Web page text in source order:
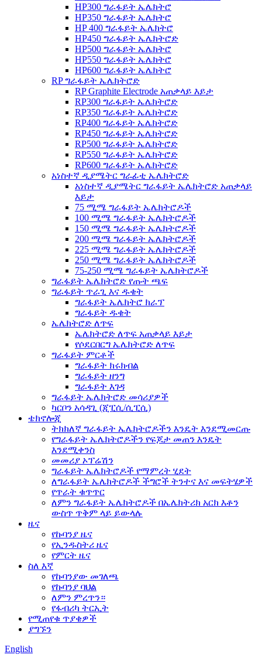
HP300 ግራፋይት ኤሌክትሮ
HP350 ግራፋይት ኤሌክትሮ
HP 400 ግራፋይት ኤሌክትሮ
HP450 ግራፋይት ኤሌክትሮድ
HP500 ግራፋይት ኤሌክትሮ
HP550 ግራፋይት ኤሌክትሮ
HP600 ግራፋይት ኤሌክትሮ
RP ግራፋይት ኤሌክትሮድ
RP Graphite Electrode አጠቃላይ እይታ
RP300 ግራፋይት ኤሌክትሮድ
RP350 ግራፋይት ኤሌክትሮድ
RP400 ግራፋይት ኤሌክትሮድ
RP450 ግራፋይት ኤሌክትሮድ
RP500 ግራፋይት ኤሌክትሮድ
RP550 ግራፋይት ኤሌክትሮድ
RP600 ግራፋይት ኤሌክትሮድ
አነስተኛ ዲያሜትር ግራፊቲ ኤሌክትሮድ
አነስተኛ ዲያሜትር ግራፋይት ኤሌክትሮድ አጠቃላይ
እይታ
75 ሚሜ ግራፋይት ኤሌክትሮዶች
100 ሚሜ ግራፋይት ኤሌክትሮዶች
150 ሚሜ ግራፋይት ኤሌክትሮዶች
200 ሚሜ ግራፋይት ኤሌክትሮዶች
225 ሚሜ ግራፋይት ኤሌክትሮዶች
250 ሚሜ ግራፋይት ኤሌክትሮዶች
75-250 ሚሜ ግራፋይት ኤሌክትሮዶች
ግራፋይት ኤሌክትሮድ የጡት ጫፍ
ግራፋይት ጥራጊ እና ዱቄት
ግራፋይት ኤሌክትሮ ክራፕ
ግራፋይት ዱቄት
ኤሌክትሮድ ለጥፍ
ኤሌክትሮድ ለጥፍ አጠቃላይ እይታ
የሶደርበርግ ኤሌክትሮድ ለጥፍ
ግራፋይት ምርቶች
ግራፋይት ክሩክብል
ግራፋይት ዘንግ
ግራፋይት እገዳ
ግራፋይት ኤሌክትሮድ መሳሪያዎች
ካርቦን አሳዳጊ (ጂፒሲ/ሲፒሲ)
ቴክኖሎጂ
ትክክለኛ ግራፋይት ኤሌክትሮዶችን እንዴት እንደሚመርጡ
የግራፋይት ኤሌክትሮዶችን የፍጆታ መጠን እንዴት
እንደሚቀንስ
መመሪያ ኦፕሬሽን
ግራፋይት ኤሌክትሮዶች የማምረት ሂደት
ለግራፋይት ኤሌክትሮዶች ችግሮች ትንተና እና መፍትሄዎች
የጥራት ቁጥጥር
ለምን ግራፋይት ኤሌክትሮዶች በኤሌክትሪክ አርክ እቶን
ውስጥ ጥቅም ላይ ይውላሉ
ዜና
የኩባንያ ዜና
የኢንዱስትሪ ዜና
የምርት ዜና
ስለ እኛ
የኩባንያው መገለጫ
የኩባንያ ባህል
ለምን ምረጥን።
የፋብሪካ ትርኢት
የሚጠየቁ ጥያቄዎች
ያግኙን
English